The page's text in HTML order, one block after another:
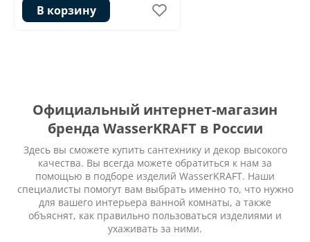
В корзину
Официальный интернет-магазин
бренда WasserKRAFT в России
Здесь вы сможете купить сантехнику и декор высокого
качества. Вы всегда можете обратиться к нам за
помощью в подборе изделий WasserKRAFT. Наши
специалисты помогут вам выбрать именно то, что нужно
для вашего интерьера ванной комнаты, а также
объяснят, как правильно пользоваться изделиями и
ухаживать за ними.